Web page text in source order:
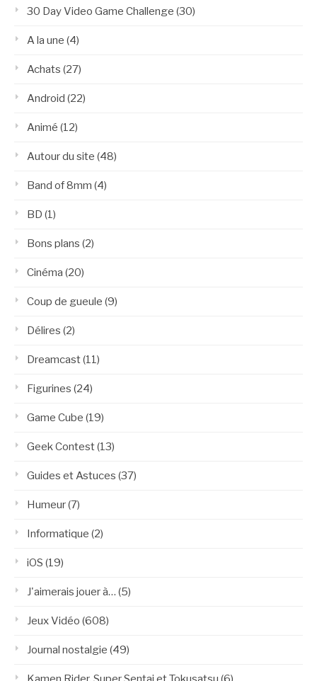
30 Day Video Game Challenge (30)
A la une (4)
Achats (27)
Android (22)
Animé (12)
Autour du site (48)
Band of 8mm (4)
BD (1)
Bons plans (2)
Cinéma (20)
Coup de gueule (9)
Délires (2)
Dreamcast(11)
Figurines (24)
Game Cube (19)
Geek Contest(13)
Guides et Astuces (37)
Humeur(7)
Informatique (2)
iOS (19)
J'aimerais jouer à… (5)
Jeux Vidéo (608)
Journal nostalgie (49)